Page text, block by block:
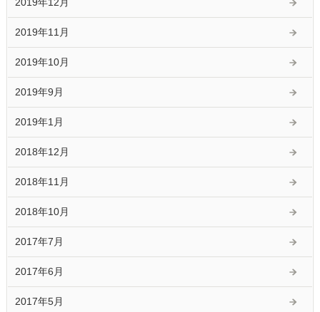
2019年11月
2019年10月
2019年9月
2019年1月
2018年12月
2018年11月
2018年10月
2017年7月
2017年6月
2017年5月